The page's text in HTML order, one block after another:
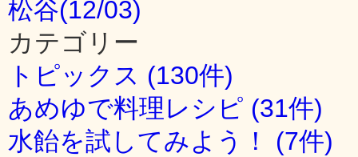
松谷(12/03)
カテゴリー
トピックス (130件)
あめゆで料理レシピ (31件)
水飴を試してみよう！ (7件)